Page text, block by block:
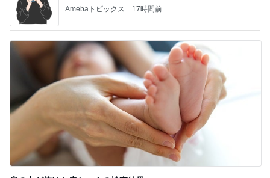
Amebaトピックス 17時間前